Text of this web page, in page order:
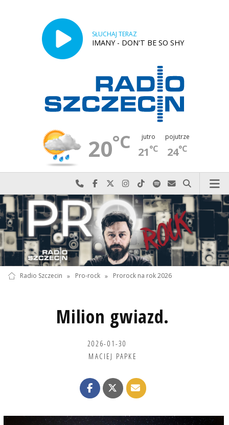
SŁUCHAJ TERAZ
IMANY - DON'T BE SO SHY
20°C jutro
21°C
pojutrze
24°C
Najlepiej po prostu do nas zadzwoń
Odwiedź nas na Facebook-u
Odwiedź nas na X
Odwiedź nas na Instagram-ie
Odwiedź nas na TikTok-u
Szukaj nas na Spotify
Wyślij do nas
Szukaj
Radio Szczecin » Pro-rock » Prorock na rok 2026
Milion gwiazd.
2026-01-30
MACIEJ PAPKE